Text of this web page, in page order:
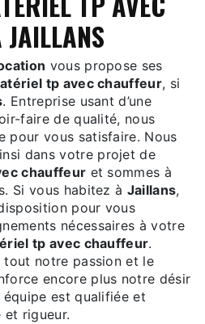
vous propose ses
tp avec chauffeur, si
. Entreprise usant d’une
faire de qualité, nous
pour vous satisfaire. Nous
dans votre projet de
chauffeur et sommes à
Si vous habitez à Jaillans,
pour vous
nécessaires à votre
tp avec chauffeur.
notre passion et le
encore plus notre désir
est qualifiée et
rigueur.